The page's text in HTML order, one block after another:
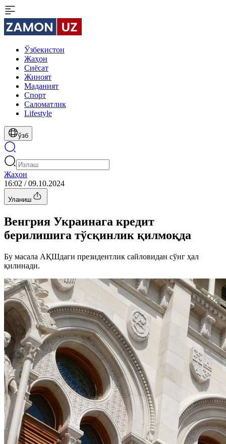
Ўзбекистон
Жаҳон
Сиёсат
Жиноят
Маданият
Спорт
Cаломатлик
Lifestyle
ўзб
Жаҳон
16:02 / 09.10.2024
Уланиш
Венгрия Украинага кредит
берилишига тўсқинлик қилмоқда
Бу масала АҚШдаги президентлик сайловидан сўнг ҳал
қилинади.